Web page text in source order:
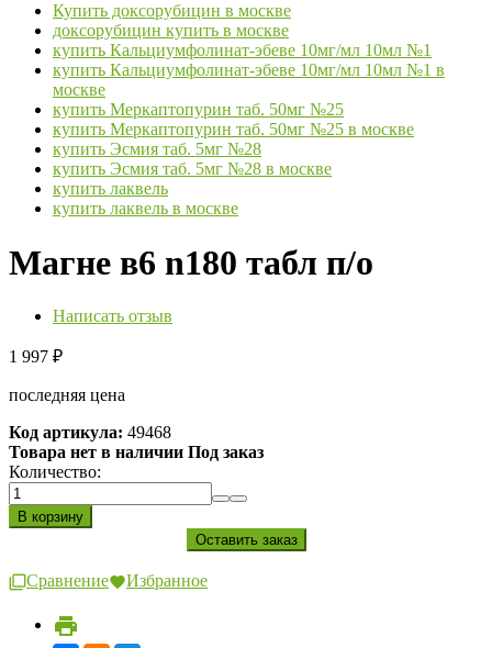
Купить доксорубицин в москве
доксорубицин купить в москве
купить Кальциумфолинат-эбеве 10мг/мл 10мл №1
купить Кальциумфолинат-эбеве 10мг/мл 10мл №1 в
москве
купить Меркаптопурин таб. 50мг №25
купить Меркаптопурин таб. 50мг №25 в москве
купить Эсмия таб. 5мг №28
купить Эсмия таб. 5мг №28 в москве
купить лаквель
купить лаквель в москве
Магне в6 n180 табл п/о
Написать отзыв
1 997 ₽
последняя цена
Код артикула: 49468
Товара нет в наличии Под заказ
Количество:
Сравнение Избранное